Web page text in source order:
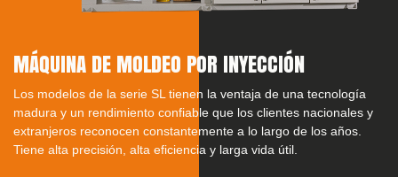
MÁQUINA DE MOLDEO POR INYECCIÓN
Los modelos de la serie SL tienen la ventaja de una tecnología
madura y un rendimiento confiable que los clientes nacionales y
extranjeros reconocen constantemente a lo largo de los años.
Tiene alta precisión, alta eficiencia y larga vida útil.